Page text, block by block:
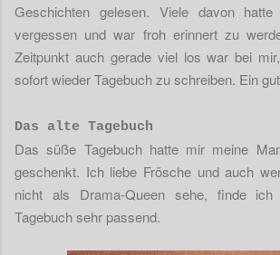
Geschichten gelesen. Viele davon
vergessen und war froh erinnert zu
Zeitpunkt auch gerade viel los war bei
sofort wieder Tagebuch zu schreiben. Ein
Das alte Tagebuch
Das süße Tagebuch hatte mir meine
geschenkt. Ich liebe Frösche und auch
nicht als Drama-Queen sehe, finde
Tagebuch sehr passend.